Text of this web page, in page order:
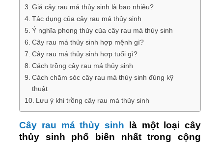
Giá cây rau má thủy sinh là bao nhiêu?
Tác dụng của cây rau má thủy sinh
Ý nghĩa phong thủy của cây rau má thủy sinh
Cây rau má thủy sinh hợp mệnh gì?
Cây rau má thủy sinh hợp tuổi gì?
Cách trồng cây rau má thủy sinh
Cách chăm sóc cây rau má thủy sinh đúng kỹ
thuật
Lưu ý khi trồng cây rau má thủy sinh
Cây rau má thủy sinh là một loại cây
thủy sinh phổ biến nhất trong cộng